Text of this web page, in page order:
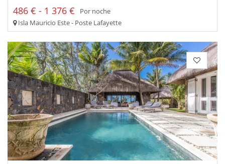
486 € - 1 376 €
Por noche
Isla Mauricio Este - Poste Lafayette